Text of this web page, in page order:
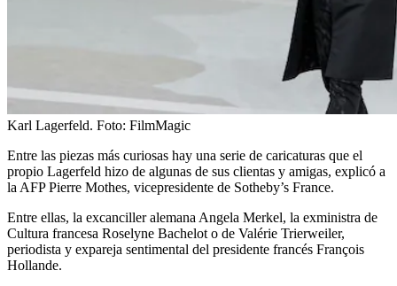
Karl Lagerfeld. Foto: FilmMagic
Entre las piezas más curiosas hay una serie de caricaturas que el
propio Lagerfeld hizo de algunas de sus clientas y amigas, explicó a
la AFP Pierre Mothes, vicepresidente de Sotheby’s France.
Entre ellas, la excanciller alemana Angela Merkel, la exministra de
Cultura francesa Roselyne Bachelot o de Valérie Trierweiler,
periodista y expareja sentimental del presidente francés François
Hollande.